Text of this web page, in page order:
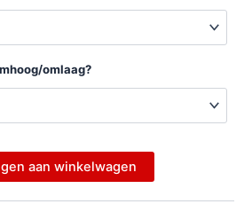
omlaag?
aan winkelwagen